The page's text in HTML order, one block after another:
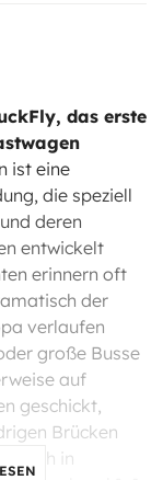
das erste
ist eine
die speziell
deren
entwickelt
erinnern oft
der
verlaufen
große Busse
auf
geschickt,
Brücken
sich in